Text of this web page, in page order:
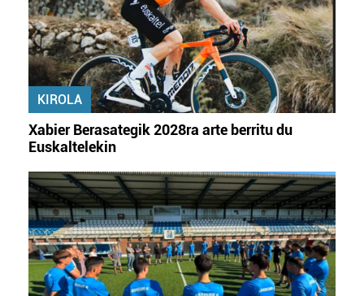
KIROLA
Xabier Berasategik 2028ra arte berritu du
Euskaltelekin